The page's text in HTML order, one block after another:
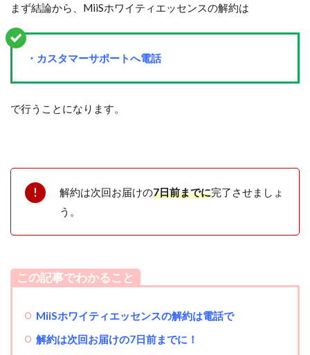
まず結論から、MiiSホワイティエッセンスの解約は
・カスタマーサポートへ電話
で行うことになります。
解約は次回お届けの7日前までに完了させましょ
う。
この記事でわかること
MiiSホワイティエッセンスの解約は電話で
解約は次回お届けの7日前までに！